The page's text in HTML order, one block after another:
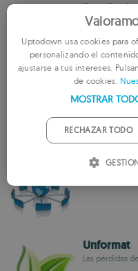
Free
Un bonito
ADRC
Comprueba la
File Date
Unformat
Las pérdidas
Uptodown usa cookies para
personalizando el
ajustarse a tus intereses.
de cookies.
MOSTRAR
RECHAZAR TODO